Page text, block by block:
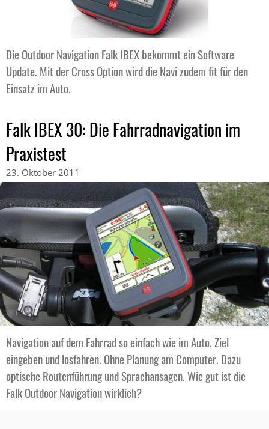
Die Outdoor Navigation Falk IBEX bekommt ein Software
Update. Mit der Cross Option wird die Navi zudem fit für den
Einsatz im Auto.
Falk IBEX 30: Die Fahrradnavigation im
Praxistest
23. Oktober 2011
Navigation auf dem Fahrrad so einfach wie im Auto. Ziel
eingeben und losfahren. Ohne Planung am Computer. Dazu
optische Routenführung und Sprachansagen. Wie gut ist die
Falk Outdoor Navigation wirklich?